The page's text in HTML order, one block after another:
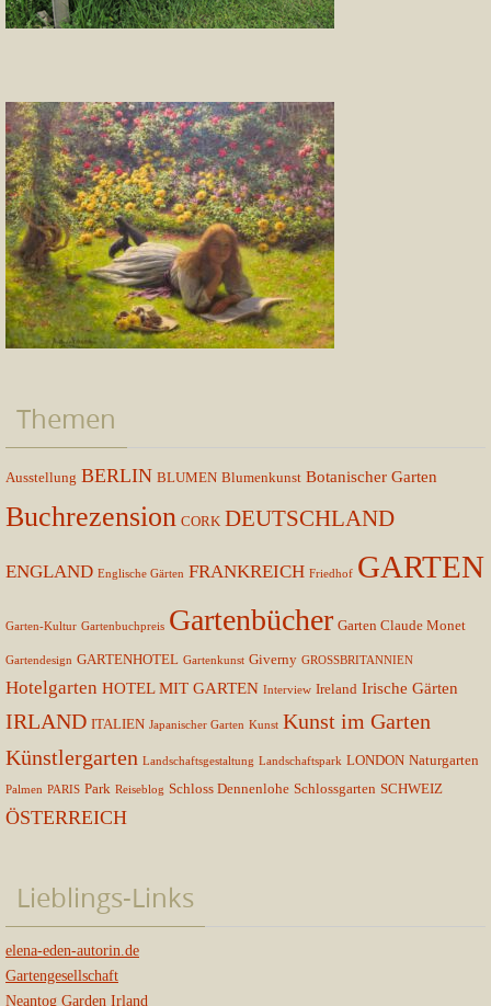
Themen
Ausstellung BERLIN BLUMEN Blumenkunst Botanischer Garten
Buchrezension CORK DEUTSCHLAND
ENGLAND Englische Gärten FRANKREICH Friedhof GARTEN
Garten-Kultur Gartenbuchpreis Gartenbücher Garten Claude Monet
Gartendesign GARTENHOTEL Gartenkunst Giverny GROSSBRITANNIEN
Hotelgarten HOTEL MIT GARTEN Interview Ireland Irische Gärten
IRLAND ITALIEN Japanischer Garten Kunst Kunst im Garten
Künstlergarten Landschaftsgestaltung Landschaftspark LONDON Naturgarten
Palmen PARIS Park Reiseblog Schloss Dennenlohe Schlossgarten SCHWEIZ
ÖSTERREICH
Lieblings-Links
elena-eden-autorin.de
Gartengesellschaft
Neantog Garden Irland